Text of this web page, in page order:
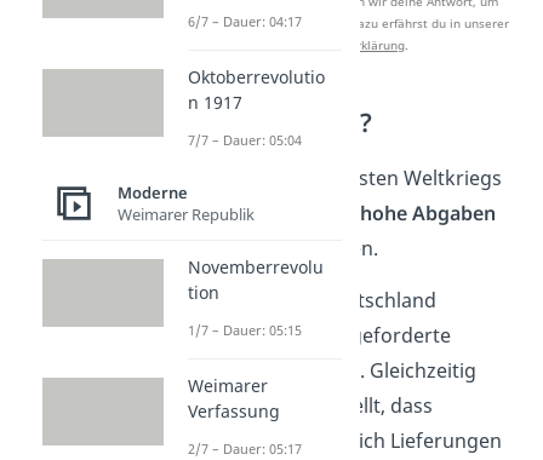
Studyflix zu verbessern. Mehr dazu erfährst du in unserer
Datenschutzerklärung.
Was ist passiert?
Seit dem Ende des ersten Weltkriegs
musste Deutschland hohe Abgaben
an die Sieger bezahlen.
1922 schaffte es Deutschland
allerdings nicht, die geforderte
Menge aufzubringen. Gleichzeitig
wurde aber festgestellt, dass
Deutschland absichtlich Lieferungen
6/7 – Dauer: 04:17
Oktoberrevolutio
n 1917
7/7 – Dauer: 05:04
Moderne
Weimarer Republik
Novemberrevolu
tion
1/7 – Dauer: 05:15
Weimarer
Verfassung
2/7 – Dauer: 05:17